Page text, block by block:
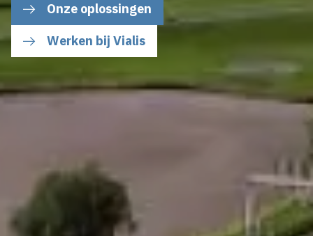
Onze oplossingen
Werken bij Vialis